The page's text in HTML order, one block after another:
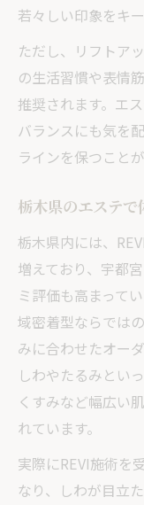
若々しい印象をキ
ただし、リフトア
の生活習慣や表情
推奨されます。エ
バランスにも気を
ラインを保つことが
栃木県のエステ
栃木県内には、
増えており、宇都
ミ評価も高まって
域密着型ならでは
みに合わせたオー
しわやたるみとい
くすみなど幅広い
れています。
実際にREVI施術を
なり、しわが目立